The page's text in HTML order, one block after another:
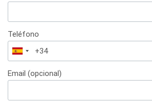
Teléfono
España
+34
Email (opcional)